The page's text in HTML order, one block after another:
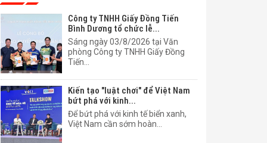
Công ty TNHH Giấy Đồng Tiến
Bình Dương tổ chức lễ...
Sáng ngày 03/8/2026 tại Văn
phòng Công ty TNHH Giấy Đồng
Tiến...
Kiến tạo "luật chơi" để Việt Nam
bứt phá với kinh...
Để bứt phá với kinh tế biển xanh,
Việt Nam cần sớm hoàn...